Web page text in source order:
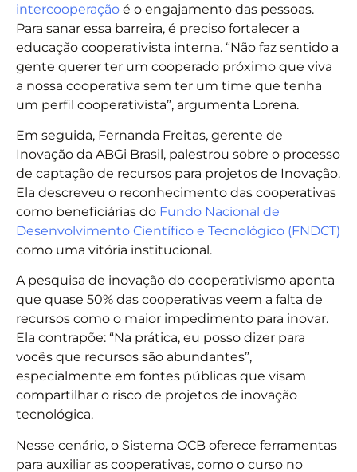
intercooperação é o engajamento das pessoas.
Para sanar essa barreira, é preciso fortalecer a
educação cooperativista interna. “Não faz sentido a
gente querer ter um cooperado próximo que viva
a nossa cooperativa sem ter um time que tenha
um perfil cooperativista”, argumenta Lorena.
Em seguida, Fernanda Freitas, gerente de
Inovação da ABGi Brasil, palestrou sobre o processo
de captação de recursos para projetos de Inovação.
Ela descreveu o reconhecimento das cooperativas
como beneficiárias do Fundo Nacional de
Desenvolvimento Científico e Tecnológico (FNDCT)
como uma vitória institucional.
A pesquisa de inovação do cooperativismo aponta
que quase 50% das cooperativas veem a falta de
recursos como o maior impedimento para inovar.
Ela contrapõe: “Na prática, eu posso dizer para
vocês que recursos são abundantes”,
especialmente em fontes públicas que visam
compartilhar o risco de projetos de inovação
tecnológica.
Nesse cenário, o Sistema OCB oferece ferramentas
para auxiliar as cooperativas, como o curso no